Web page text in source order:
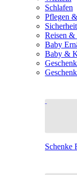
Schlafen
Pflegen
Reisen &
Baby
Baby &
Schenke